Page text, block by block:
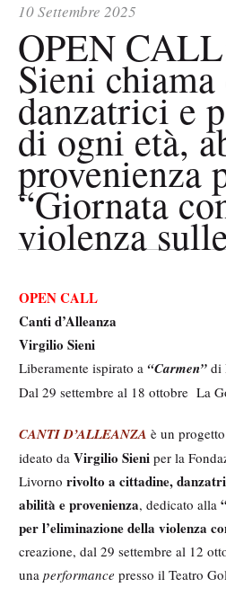
10 Settembre 2025
OPEN
Sieni
danzatrici e
di ogni età,
provenienza
“Giornata
violenza
OPEN CALL
Canti d’Alleanza
Virgilio Sieni
Liberamente ispirato a “Carmen” di
Dal 29 settembre al 18 ottobre La
CANTI D’ALLEANZA è un
ideato da Virgilio Sieni per la
Livorno rivolto a cittadine,
abilità e provenienza, dedicato alla
per l’eliminazione della violenza
creazione, dal 29 settembre al 12
una performance presso il Teatro